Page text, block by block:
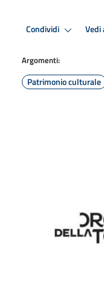
Condividi Vedi
Argomenti:
Patrimonio culturale